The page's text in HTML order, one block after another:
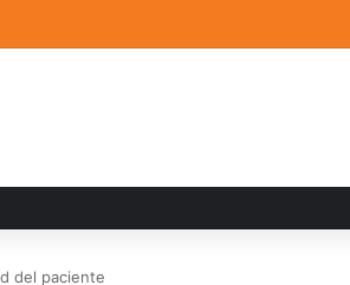
del Curso de Verano de Escuelas Aztecas
del paciente